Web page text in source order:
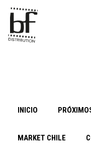
INICIO
MARKET CHILE